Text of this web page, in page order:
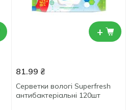
+
81.99 ₴
Серветки вологі Superfresh
антибактеріальні 120шт